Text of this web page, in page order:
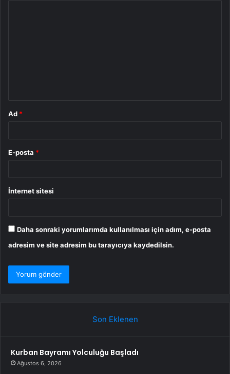
Ad *
E-posta *
İnternet sitesi
Daha sonraki yorumlarımda kullanılması için adım, e-posta
adresim ve site adresim bu tarayıcıya kaydedilsin.
Son Eklenen
Kurban Bayramı Yolculuğu Başladı
Ağustos 6, 2026